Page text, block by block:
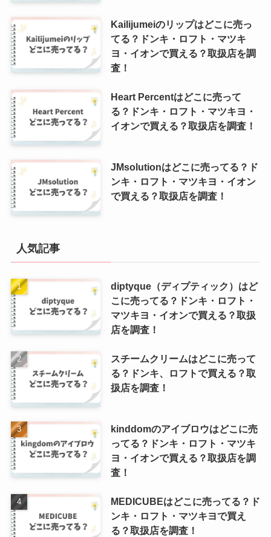
Kailijumeiのリップはどこに売っ
てる？ドンキ・ロフト・マツキ
ヨ・イオンで買える？取扱店を調
査！
Heart Percentはどこに売って
る？ドンキ・ロフト・マツキヨ・
イオンで買える？取扱店を調査！
JMsolutionはどこに売ってる？ド
ンキ・ロフト・マツキヨ・イオン
で買える？取扱店を調査！
人気記事
diptyque（ディプティック）はど
こに売ってる？ドンキ・ロフト・
マツキヨ・イオンで買える？取扱
店を調査！
スチームクリームはどこに売って
る？ドンキ、ロフトで買える？取
扱店を調査！
kinddomのアイブロウはどこに売
ってる？ドンキ・ロフト・マツキ
ヨ・イオンで買える？取扱店を調
査！
MEDICUBEはどこに売ってる？ド
ンキ・ロフト・マツキヨで買え
る？取扱店を調査！